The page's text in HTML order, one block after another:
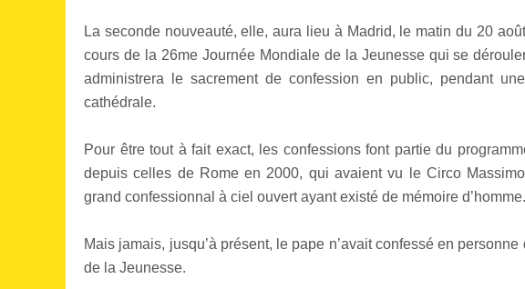
La seconde nouveauté, elle, aura lieu à Madrid, le matin du 20
cours de la 26me Journée Mondiale de la Jeunesse qui se
administrera le sacrement de confession en public, pendant
cathédrale.
Pour être tout à fait exact, les confessions font partie du
depuis celles de Rome en 2000, qui avaient vu le Circo
grand confessionnal à ciel ouvert ayant existé de mémoire d’homme.
Mais jamais, jusqu’à présent, le pape n’avait confessé en
de la Jeunesse.